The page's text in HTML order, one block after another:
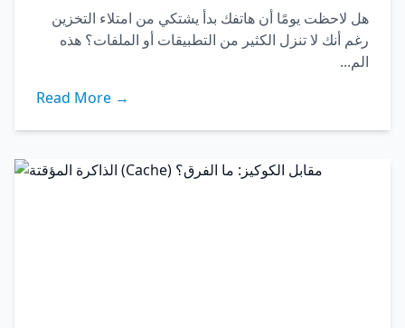
هل لاحظت يومًا أن هاتفك بدأ يشتكي من امتلاء التخزين
رغم أنك لا تنزل الكثير من التطبيقات أو الملفات؟ هذه
الم...
Read More →